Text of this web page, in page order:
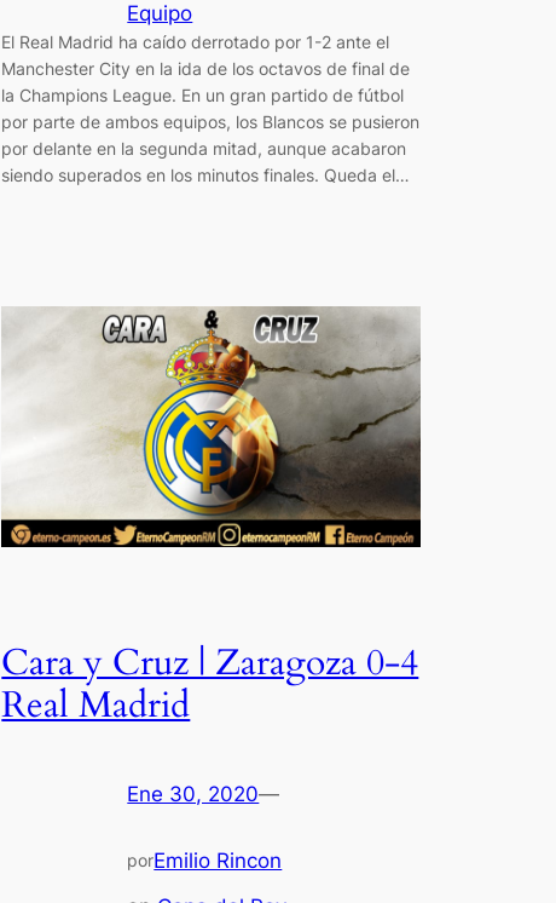
Equipo
El Real Madrid ha caído derrotado por 1-2 ante el
Manchester City en la ida de los octavos de final de
la Champions League. En un gran partido de fútbol
por parte de ambos equipos, los Blancos se pusieron
por delante en la segunda mitad, aunque acabaron
siendo superados en los minutos finales. Queda el…
Cara y Cruz | Zaragoza 0-4
Real Madrid
Ene 30, 2020—
porEmilio Rincon